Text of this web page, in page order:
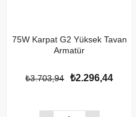
75W Karpat G2 Yüksek Tavan
Armatür
₺2.296,44
₺3.703,94